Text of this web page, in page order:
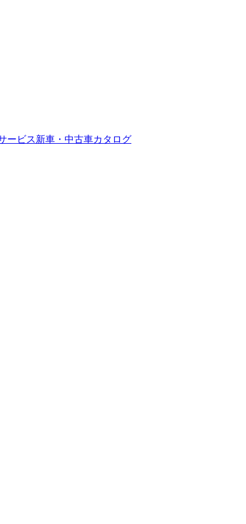
ービス新車・中古車カタログ